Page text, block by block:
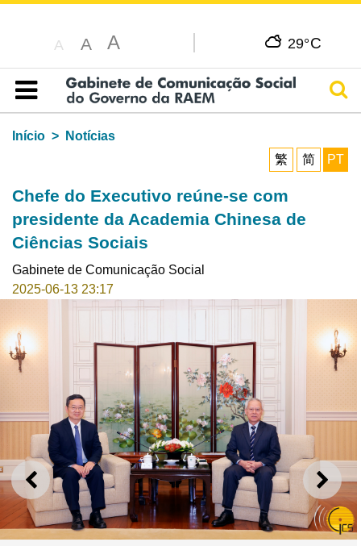
A A A 29°C
Índice
Início
Notícias
繁
简 PT
Chefe do Executivo reúne-se com
presidente da Academia Chinesa de
Ciências Sociais
Gabinete de Comunicação Social
2025-06-13 23:17
ANTERIOR